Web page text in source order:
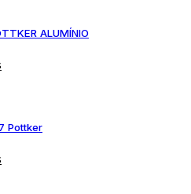
ALUMÍNIO
Pottker